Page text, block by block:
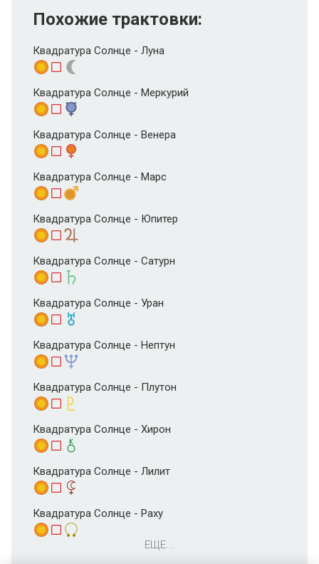
Похожие трактовки:
Квадратура Солнце - Луна
Квадратура Солнце - Меркурий
Квадратура Солнце - Венера
Квадратура Солнце - Марс
Квадратура Солнце - Юпитер
Квадратура Солнце - Сатурн
Квадратура Солнце - Уран
Квадратура Солнце - Нептун
Квадратура Солнце - Плутон
Квадратура Солнце - Хирон
Квадратура Солнце - Лилит
Квадратура Солнце - Раху
ЕЩЕ...